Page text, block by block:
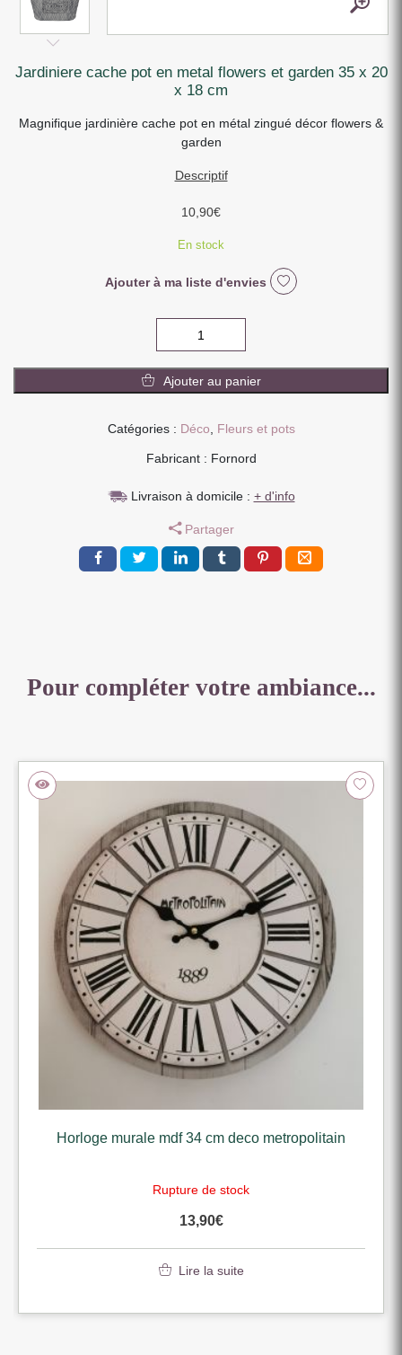
jardiniere cache pot en metal flowers et garden 35 x 20
x 18 cm
Magnifique jardinière cache pot en métal zingué décor flowers &
garden
Descriptif
10,90€
En stock
Ajouter à ma liste d'envies
JARDINIERE
CACHE
EN
FLOWERS
GARDEN
20
X
Ajouter au panier
Catégories : Déco, Fleurs et pots
Fabricant : Fornord
Livraison à domicile : + d'info
Partager
Pour compléter votre ambiance...
Horloge murale mdf 34 cm deco metropolitain
Rupture de stock
13,90€
Lire la suite